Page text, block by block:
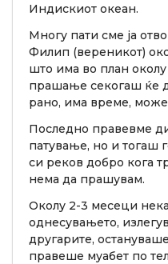
Индискиот океан.
Многу пати сме ја
Филип (вереникот)
што има во план
прашање секогаш ќе
рано, има време,
Последно правевме
патување, но и тогаш
си реков добро кога
нема да прашувам.
Околу 2-3 месеци
однесувањето,
другарите,
правеше муабет по